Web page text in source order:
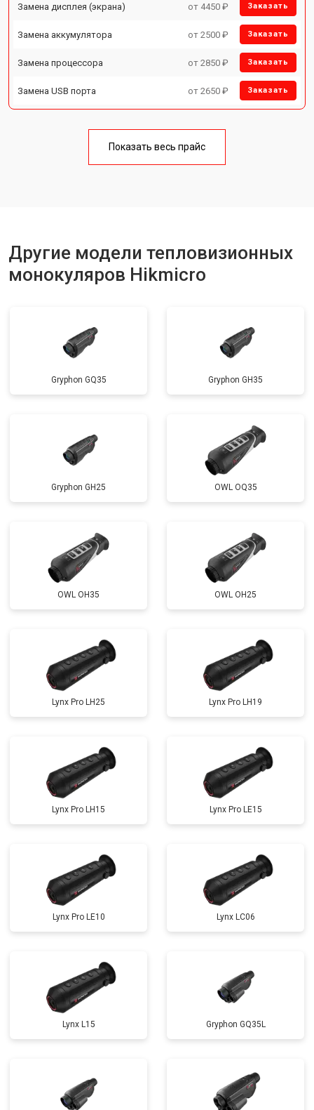
Замена дисплея (экрана) от 4450 ₽ Заказать
Замена аккумулятора от 2500 ₽ Заказать
Замена процессора от 2850 ₽ Заказать
Замена USB порта от 2650 ₽ Заказать
Показать весь прайс
Другие модели тепловизионных
монокуляров Hikmicro
Gryphon GQ35 Gryphon GH35
Gryphon GH25 OWL OQ35
OWL OH35 OWL OH25
Lynx Pro LH25 Lynx Pro LH19
Lynx Pro LH15 Lynx Pro LE15
Lynx Pro LE10 Lynx LC06
Lynx L15 Gryphon GQ35L